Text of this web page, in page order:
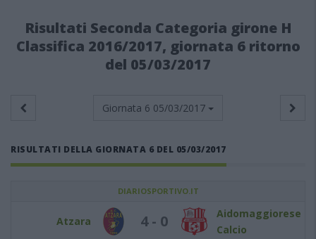
Risultati Seconda Categoria girone H
Classifica 2016/2017, giornata 6 ritorno
del 05/03/2017
Giornata 6 05/03/2017
RISULTATI DELLA GIORNATA 6 DEL 05/03/2017
DIARIOSPORTIVO.IT
Atzara 4 - 0
Aidomaggiorese
Calcio